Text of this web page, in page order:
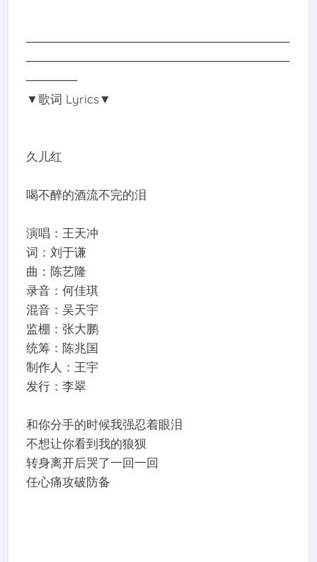
───────────────────────────────
───────────────────────────────
──────
▼歌词 Lyrics▼
久儿红
喝不醉的酒流不完的泪
演唱：王天冲
词：刘于谦
曲：陈艺隆
录音：何佳琪
混音：吴天宇
监棚：张大鹏
统筹：陈兆国
制作人：王宇
发行：李翠
和你分手的时候我强忍着眼泪
不想让你看到我的狼狈
转身离开后哭了一回一回
任心痛攻破防备